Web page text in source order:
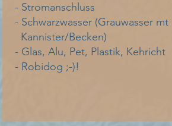
- Stromanschluss
- Schwarzwasser (Grauwasser mt
Kannister/Becken)
- Glas, Alu, Pet, Plastik, Kehricht
- Robidog ;-)!